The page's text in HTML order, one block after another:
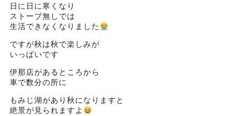
日に日に寒くなり
ストーブ無しでは
生活できなくなりました
ですが秋は秋で楽しみが
いっぱいです
伊那店があるところから
車で数分の所に
もみじ湖があり秋になりますと
絶景が見られますよ